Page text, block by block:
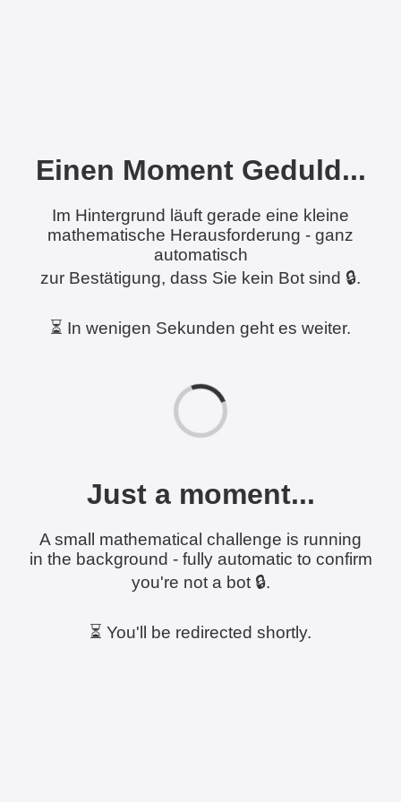
Einen Moment Geduld...
Im Hintergrund läuft gerade eine kleine
mathematische Herausforderung - ganz
automatisch
zur Bestätigung, dass Sie kein Bot sind 🔒.
⏳ In wenigen Sekunden geht es weiter.
Just a moment...
A small mathematical challenge is running
in the background - fully automatic to confirm
you're not a bot 🔒.
⏳ You'll be redirected shortly.